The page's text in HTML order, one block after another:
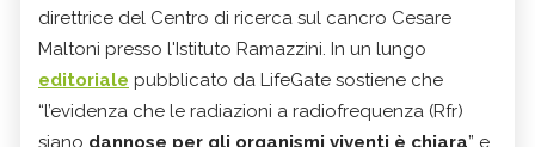
direttrice del Centro di ricerca sul cancro Cesare
Maltoni presso l'Istituto Ramazzini. In un lungo
editoriale pubblicato da LifeGate sostiene che
“l’evidenza che le radiazioni a radiofrequenza (Rfr)
siano dannose per gli organismi viventi è chiara” e